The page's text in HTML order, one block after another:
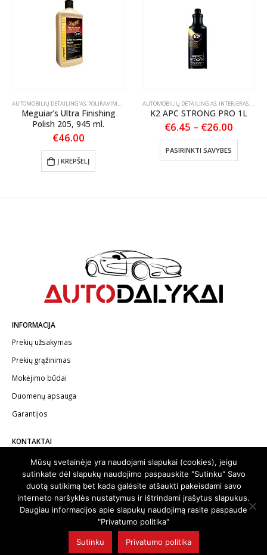
VALIKLIAI
AUTOMOBILIŲ DETAILING'AS, POLIRAVIMAS POLIRAVIMO PASTOS
Meguiar’s Ultra Finishing
Polish 205, 945 ml.
€46.00
Į KREPŠELĮ
AUTOMOBILIŲ DETAILING'AS, INTERJERAS,
K2 APC STRONG PRO 1L
€6.45 – €26.00
€26.00
PASIRINKTI SAVYBES
This product has multiple variants. The options may be chosen on the product page
INFORMACIJA
Prekių užsakymas
Prekių grąžinimas
Mokėjimo būdai
Duomenų apsauga
Garantijos
KONTAKTAI
Telefonas:+370 602 62622
El.paštas: info@autodalykai.lt
© 2024. Visos teisės saugomos | Svetainę sukūrė:svetainesideja.lt
Mūsų svetainėje yra naudojami slapukai (cookies), jeigu
sutinkate dėl slapukų naudojimo paspauskite "Sutinku" Savo
duotą sutikimą bet kada galėsite atšaukti pakeisdami savo
interneto naršyklės nustatymus ir ištrindami įrašytus slapukus.
Daugiau informacijos apie slapukų naudojimą rasite paspaude
"Privatumo politika"
Sutinku Privatumo politika